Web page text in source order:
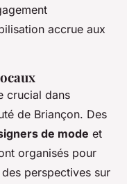
accrue aux
crucial dans
de Briançon. Des
de mode et
organisés pour
perspectives sur